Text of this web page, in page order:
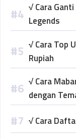
√ Cara
Legends
√ Cara Top
Rupiah
√ Cara
dengan
√ Cara